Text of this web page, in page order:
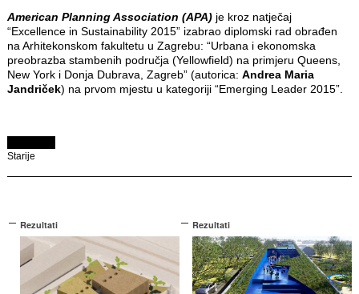
American Planning Association (APA)je kroz natječaj
“Excellence in Sustainability 2015” izabrao diplomski rad obrađen
na Arhitekonskom fakultetu u Zagrebu: “Urbana i ekonomska
preobrazba stambenih područja (Yellowfield) na primjeru Queens,
New York i Donja Dubrava, Zagreb” (autorica: Andrea Maria
Jandriček) na prvom mjestu u kategoriji “Emerging Leader 2015”.
Starije
Rezultati Rezultati